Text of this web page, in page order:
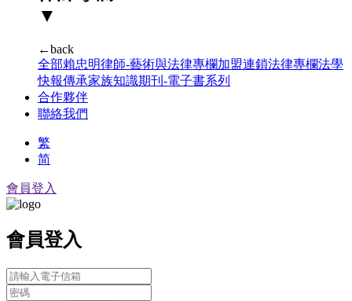
▼
←back
全部賴忠明律師-藝術與法律專欄加盟連鎖法律專欄法學
快報傳承家族知識期刊-電子書系列
合作夥伴
聯絡我們
繁
简
會員登入
會員登入